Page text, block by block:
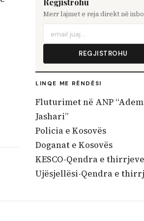
Merr lajmet e reja direkt në
REGJISTROHU
LINQE ME RËNDËSI
Fluturimet në ANP “Adem
Jashari”
Policia e Kosovës
Doganat e Kosovës
KESCO-Qendra e thirrjeve
Ujësjellësi-Qendra e